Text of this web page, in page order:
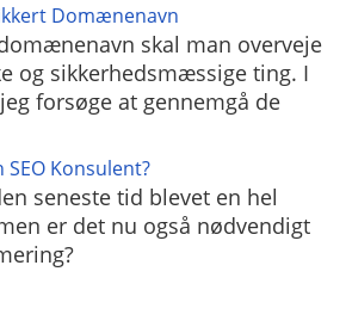
Domænenavn
skal man overveje
og sikkerhedsmæssige ting. I
forsøge at gennemgå de
Konsulent?
seneste tid blevet en hel
er det nu også nødvendigt